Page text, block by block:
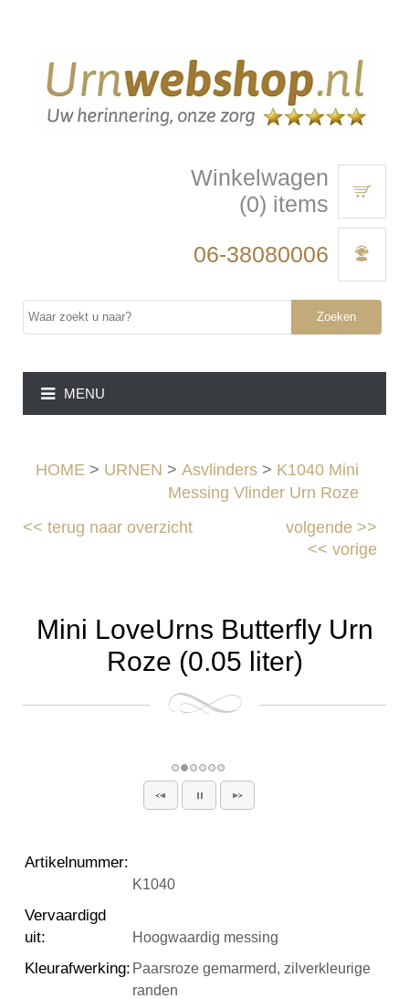
Winkelwagen
(0) items
06-38080006
Zoeken
MENU
HOME > URNEN > Asvlinders> K1040 Mini
Messing Vlinder Urn Roze
<<terug naar overzicht volgende>>
<< vorige
Mini LoveUrns Butterfly Urn
Roze (0.05 liter)
Artikelnummer:
K1040
Vervaardigd
uit: Hoogwaardig messing
Kleurafwerking: Paarsroze gemarmerd, zilverkleurige
randen